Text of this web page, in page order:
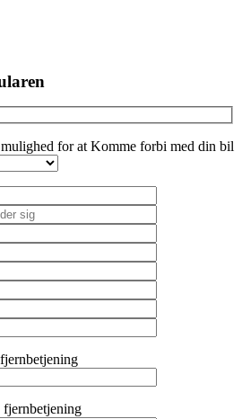
for at Komme forbi med din bil